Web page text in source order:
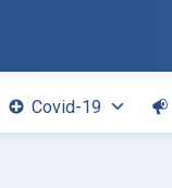
Covid-19